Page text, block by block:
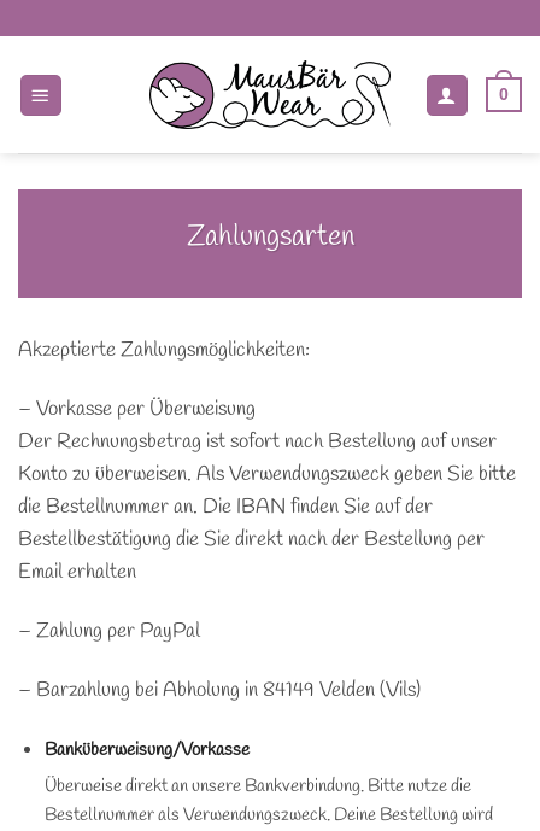
springen
0
Zahlungsarten
Akzeptierte Zahlungsmöglichkeiten:
– Vorkasse per Überweisung
Der Rechnungsbetrag ist sofort nach Bestellung auf unser
Konto zu überweisen. Als Verwendungszweck geben Sie bitte
die Bestellnummer an. Die IBAN finden Sie auf der
Bestellbestätigung die Sie direkt nach der Bestellung per
Email erhalten
– Zahlung per PayPal
– Barzahlung bei Abholung in 84149 Velden (Vils)
Banküberweisung/Vorkasse
Überweise direkt an unsere Bankverbindung. Bitte nutze die
Bestellnummer als Verwendungszweck. Deine Bestellung wird